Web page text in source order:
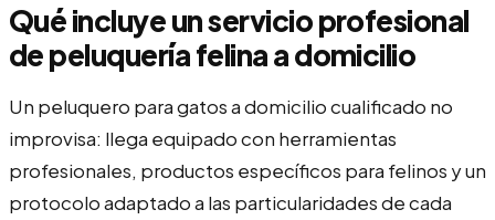
Qué incluye un servicio profesional
de peluquería felina a domicilio
Un peluquero para gatos a domicilio cualificado no
improvisa: llega equipado con herramientas
profesionales, productos específicos para felinos y un
protocolo adaptado a las particularidades de cada